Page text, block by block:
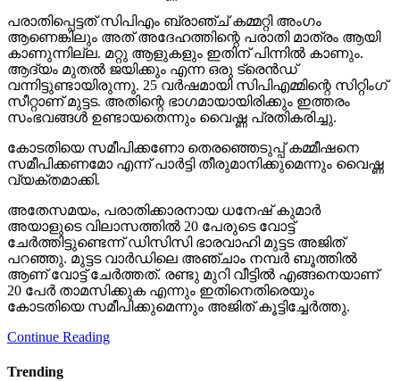
പരാതിപ്പെട്ടത് സിപിഎം ബ്രാഞ്ച് കമ്മറ്റി അംഗം
ആണെങ്കിലും അത് അദേഹത്തിന്റെ പരാതി മാത്രം ആയി
കാണുന്നില്ല. മറ്റു ആളുകളും ഇതിന് പിന്നില്‍ കാണും.
ആദ്യം മുതല്‍ ജയിക്കും എന്ന ഒരു ട്രെന്‍ഡ്
വന്നിട്ടുണ്ടായിരുന്നു. 25 വര്‍ഷമായി സിപിഎമ്മിന്റെ സിറ്റിംഗ്
സീറ്റാണ് മുട്ടട. അതിന്റെ ഭാഗമായായിരിക്കും ഇത്തരം
സംഭവങ്ങള്‍ ഉണ്ടായതെന്നും വൈഷ്ണ പ്രതികരിച്ചു.
കോടതിയെ സമീപിക്കണോ തെരഞ്ഞെടുപ്പ് കമ്മീഷനെ
സമീപിക്കണമോ എന്ന് പാര്‍ട്ടി തീരുമാനിക്കുമെന്നും വൈഷ്ണ
വ്യക്തമാക്കി.
അതേസമയം, പരാതിക്കാരനായ ധനേഷ് കുമാര്‍
അയാളുടെ വിലാസത്തില്‍ 20 പേരുടെ വോട്ട്
ചേര്‍ത്തിട്ടുണ്ടെന്ന് ഡിസിസി ഭാരവാഹി മുട്ടട അജിത്
പറഞ്ഞു. മുട്ടട വാര്‍ഡിലെ അഞ്ചാം നമ്പര്‍ ബൂത്തില്‍
ആണ് വോട്ട് ചേര്‍ത്തത്. രണ്ടു മുറി വീട്ടില്‍ എങ്ങനെയാണ്
20 പേര്‍ താമസിക്കുക എന്നും ഇതിനെതിരെയും
കോടതിയെ സമീപിക്കുമെന്നും അജിത് കൂട്ടിച്ചേര്‍ത്തു.
Continue Reading
Trending